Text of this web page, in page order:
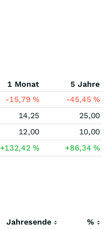
1 Monat
5 Jahre
-15,79% -45,45%
14,25
25,00
12,00
10,00
+132,42% +86,34%
Jahresende
%